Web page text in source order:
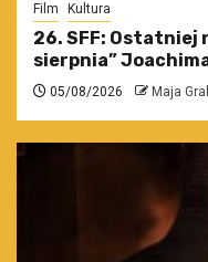
Film Kultura
26. SFF: Ostatniej
sierpnia”
05/08/2026 Maja